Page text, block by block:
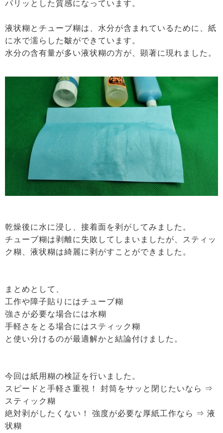
パリッとした質感になっています。
液状糊とチューブ糊は、水分が含まれているために、紙
に水で濡らした皺ができています。
水分の含有量が多い液状糊の方が、顕著に現れました。
乾燥後に水に浸し、接着面を剥がしてみました。
チューブ糊は剥離に失敗してしまいましたが、スティッ
ク糊、液状糊は綺麗に剥がすことができました。
まとめとして、
工作や障子貼りにはチューブ糊
強さが必要な場合には水糊
手軽さをとる場合にはスティック糊
と使い分けるのが最適解かと結論付けました。
今回は紙用糊の検証を行いました。
スピードと手軽さ重視！ 封筒をサッと閉じたいなら ⇒
スティック糊
絶対剥がしたくない！ 強度が必要な厚紙工作なら ⇒ 液
状糊